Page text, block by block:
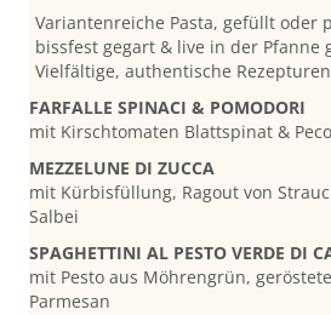
Variantenreiche Pasta, gefüllt oder
bissfest gegart & live in der Pfanne
Vielfältige, authentische Rezepturen
FARFALLE SPINACI & POMODORI
mit Kirschtomaten Blattspinat &
MEZZELUNE DI ZUCCA
mit Kürbisfüllung, Ragout von
Salbei
SPAGHETTINI AL PESTO VERDE DI
mit Pesto aus Möhrengrün,
Parmesan